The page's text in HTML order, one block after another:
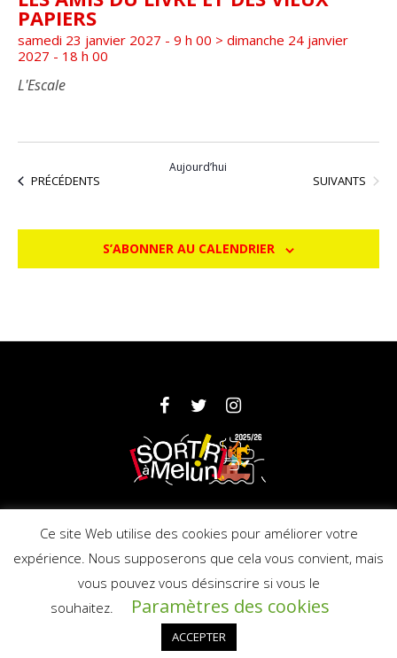
PAPIERS
samedi 23 janvier 2027 - 9 h 00 > dimanche 24 janvier
2027 - 18 h 00
L'Escale
ÉVÈNEMENTS
PRÉCÉDENTS
Aujourd’hui
ÉVÈNEMENTS
SUIVANTS
S’ABONNER AU CALENDRIER
Partenaires Mentions légales
© 2025 Ville de Melun - Licence : PLATESV-
R-2019-000706
Ce site Web utilise des cookies pour améliorer votre
expérience. Nous supposerons que cela vous convient, mais
vous pouvez vous désinscrire si vous le
souhaitez.
Paramètres des cookies
ACCEPTER